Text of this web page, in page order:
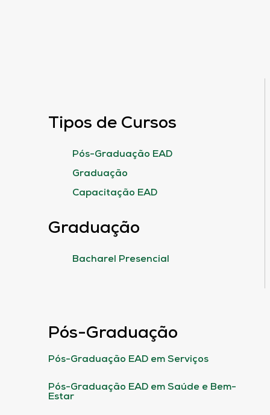
Tipos de Cursos
Pós-Graduação EAD
Graduação
Capacitação EAD
Graduação
Bacharel Presencial
Pós-Graduação
Pós-Graduação EAD em Serviços
Pós-Graduação EAD em Saúde e Bem-
Estar